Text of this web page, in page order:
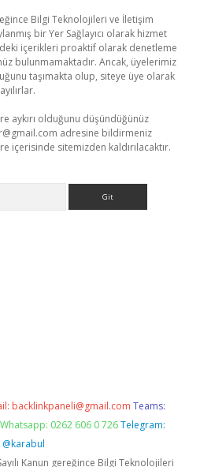
Bilgi Teknolojileri ve İletişim
bir Yer Sağlayıcı olarak hizmet
içerikleri proaktif olarak denetleme
bulunmamaktadır. Ancak, üyelerimiz
taşımakta olup, siteye üye olarak
aykırı olduğunu düşündüğünüz
adresine bildirmeniz
içerisinde sitemizden kaldırılacaktır.
backlinkpaneli@gmail.com Teams:
Whatsapp: 0262 606 0 726 Telegram:
@karabul
Kanun gereğince Bilgi Teknolojileri